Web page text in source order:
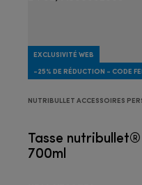
EXCLUSIVITÉ WEB
-25% DE RÉDUCTION - CODE
NUTRIBULLET ACCESSOIRES
Tasse nutribullet®
700ml